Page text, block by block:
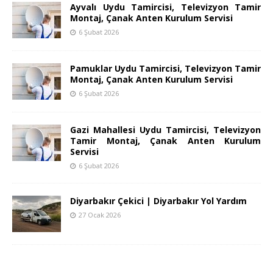
Ayvalı Uydu Tamircisi, Televizyon Tamir
Montaj, Çanak Anten Kurulum Servisi
6 Şubat 2026
Pamuklar Uydu Tamircisi, Televizyon Tamir
Montaj, Çanak Anten Kurulum Servisi
6 Şubat 2026
Gazi Mahallesi Uydu Tamircisi, Televizyon
Tamir Montaj, Çanak Anten Kurulum
Servisi
6 Şubat 2026
Diyarbakır Çekici | Diyarbakır Yol Yardım
27 Ocak 2026